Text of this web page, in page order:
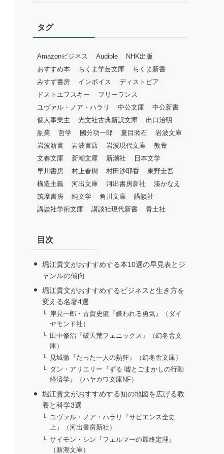
ータグ
Amazonビジネス Audible
NHK出版
おすすめ本
ちくま学芸文庫
ちくま新書
みすず書房
インボイス
ディストピア
ドストエフスキー
フリーランス
ユヴァル・ノア・ハラリ
中公文庫
中公新書
個人事業主
光文社古典新訳文庫
出口治明
副業
哲学 國分功一郎 夏目漱石
岩波文庫
岩波新書
岩波書店 岩波現代文庫
教養
文春文庫
新潮文庫 新潮社
日本文学
早川書房
村上春樹 村田沙耶香
東野圭吾
構造主義
河出文庫 河出書房新社
湊かなえ
筑摩書房
純文学 角川文庫
講談社
講談社学術文庫
講談社現代新書 青土社
目次
堀江貴文がおすすめする本10選の早見表とジ
ャンルの傾向
堀江貴文がおすすめするビジネスと生き方を
変える名著4選
岸見一郎・古賀史健『嫌われる勇気』（ダイ
ヤモンド社）
田中修治『破天荒フェニックス』（幻冬舎文
庫）
見城徹『たった一人の熱狂』（幻冬舎文庫）
ダン・アリエリー『ずる 嘘とごまかしの行動
経済学』（ハヤカワ文庫NF）
堀江貴文がおすすめする知の地図を広げる教
養と科学3選
ユヴァル・ノア・ハラリ『サピエンス全史
上』（河出書房新社）
サイモン・シン『フェルマーの最終定理』
（新潮文庫）